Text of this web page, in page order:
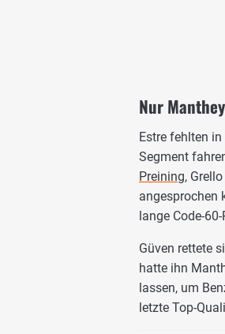
Nur
Estre fehlten
Segment
Preining,
angesprochen
lange Code-
Güven rettete
hatte ihn
lassen, um
letzte Top-